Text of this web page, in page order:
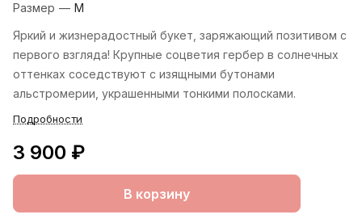
Размер — М
Яркий и жизнерадостный букет, заряжающий позитивом с
первого взгляда! Крупные соцветия гербер в солнечных
оттенках соседствуют с изящными бутонами
альстромерии, украшенными тонкими полосками.
Подробности
3 900 ₽
В корзину